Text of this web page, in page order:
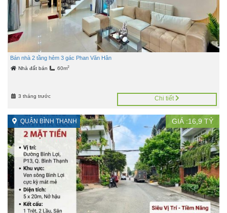
Bán nhà 2 tầng hẻm 3 gác Phan Văn Hân
Nhà đất bán 60m2
3 tháng trước Chi tiết
QUẬN BÌNH THẠNH GIÁ :16,9 TỶ